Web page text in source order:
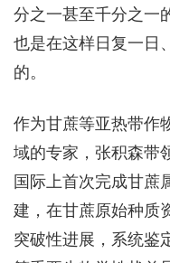
分之一甚至千分之一
也是在这样日复一日
的。
作为甘蔗等亚热带作
域的专家，张积森带
国际上首次完成甘蔗
建，在甘蔗原始种质
突破性进展，系统鉴